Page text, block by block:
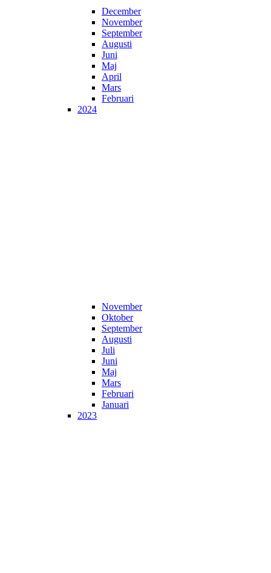
December
November
September
Augusti
Juni
Maj
April
Mars
Februari
2024
November
Oktober
September
Augusti
Juli
Juni
Maj
Mars
Februari
Januari
2023